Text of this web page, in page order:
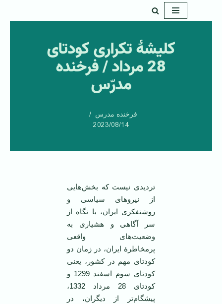
کلیشۀ تکراری کودتای
28 مرداد / فرخنده
مدرّس
فرخنده مدرس
2023/08/14
تردیدی نیست که بخش‌هایی
از نیروهای سیاسی و
روشنفکری ایران، با نگاه از
سر آگاهی و هشیاری به
وضعیت‌های واقعی
پرمخاطرۀ ایران، در زمان دو
کودتای مهم در کشور، یعنی
کودتای سوم اسفند 1299 و
کودتای 28 مرداد 1332،
پیشگام‌تر از دیگران، در